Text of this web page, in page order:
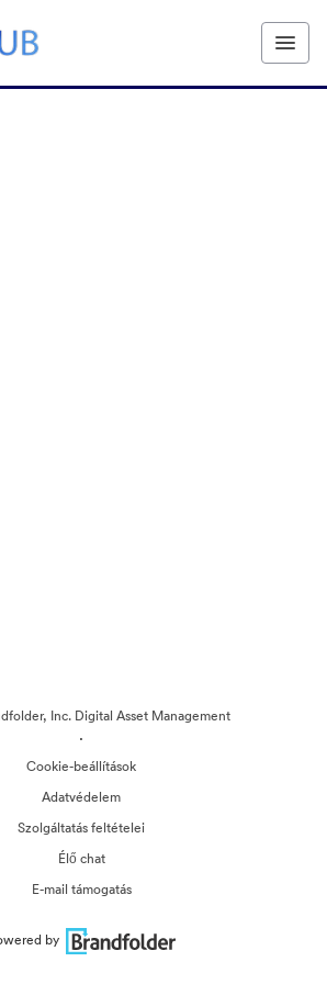
Inc. Digital Asset Management
·
Cookie-beállítások
Adatvédelem
Szolgáltatás feltételei
Élő chat
E-mail támogatás
by